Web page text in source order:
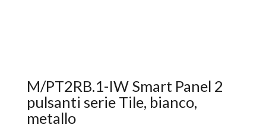
M/PT2RB.1-IW Smart Panel 2
pulsanti serie Tile, bianco,
metallo